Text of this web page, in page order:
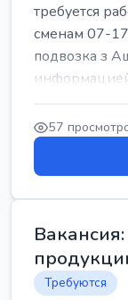
требуется
сменам 07-17
подвозка з
57
Требуются